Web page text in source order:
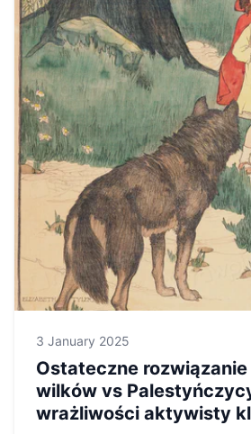
3 January 2025
Ostateczne
wilków vs
wrażliwości aktywisty